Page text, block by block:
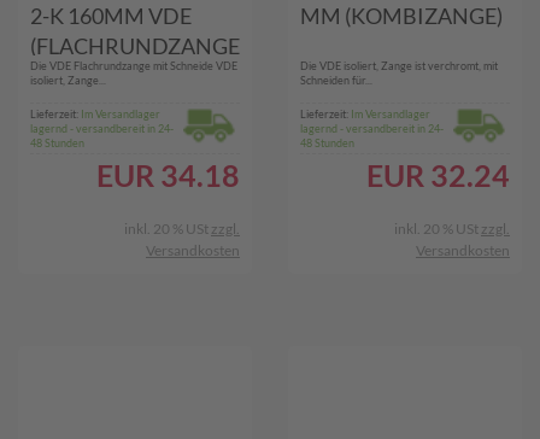
2-K 160MM VDE
(FLACHRUNDZANGE
)Die VDE Flachrundzange mit Schneide VDE
isoliert, Zange...
Lieferzeit: Im Versandlager
lagernd - versandbereit in 24-
48 Stunden
EUR 34.18
inkl. 20 % USt zzgl.
Versandkosten
MM (KOMBIZANGE)
Die VDE isoliert, Zange ist verchromt, mit
Schneiden für...
Lieferzeit: Im Versandlager
lagernd - versandbereit in 24-
48 Stunden
EUR 32.24
inkl. 20 % USt zzgl.
Versandkosten